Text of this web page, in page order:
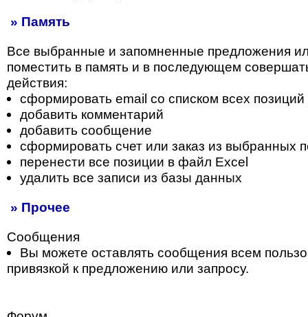
» Память
Все выбранные и запомненные предложения
поместить в память и в последующем
действия:
сформировать email со списком всех позиций
добавить комментарий
добавить сообщение
сформировать счет или заказ из выбранных
перенести все позиции в файл Excel
удалить все записи из базы данных
» Прочее
Сообщения
Вы можете оставлять сообщения всем
привязкой к предложению или запросу.